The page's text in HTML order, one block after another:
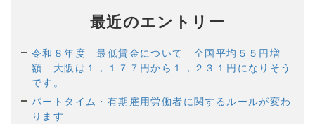
最近のエントリー
令和８年度 最低賃金について 全国平均５５円増
額 大阪は１，１７７円から１，２３１円になりそう
です。
パートタイム・有期雇用労働者に関するルールが変わ
ります